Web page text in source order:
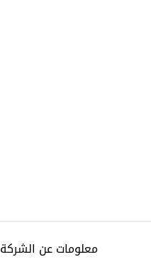
معلومات عن الشركة